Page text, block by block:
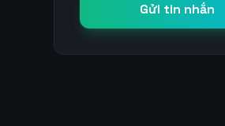
Gửi tin nhắn